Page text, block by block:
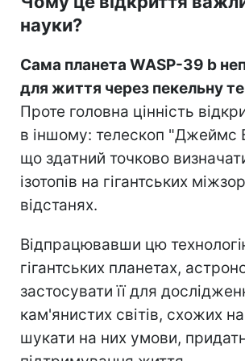
науки?
Сама планета WASP-39 b
для життя через пекельну
Проте головна цінність
в іншому: телескоп "Джеймс
що здатний точково
ізотопів на гігантських
відстанях.
Відпрацювавши цю
гігантських планетах,
застосувати її для
кам'янистих світів, схожих
шукати на них умови,